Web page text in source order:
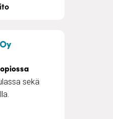
– Lääkärin
sekä